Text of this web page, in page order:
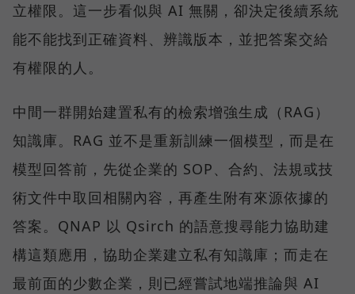
立權限。這一步看似與 AI 無關，卻決定後續系統
能不能找到正確資料、辨識版本，並把答案交給
有權限的人。
中間一群開始建置私有的檢索增強生成（RAG）
知識庫。RAG 並不是重新訓練一個模型，而是在
模型回答前，先從企業的 SOP、合約、法規或技
術文件中取回相關內容，再產生附有來源依據的
答案。QNAP 以 Qsirch 的語意搜尋能力協助建
構這類應用，協助企業建立私有知識庫；而走在
最前面的少數企業，則已經嘗試地端推論與 AI